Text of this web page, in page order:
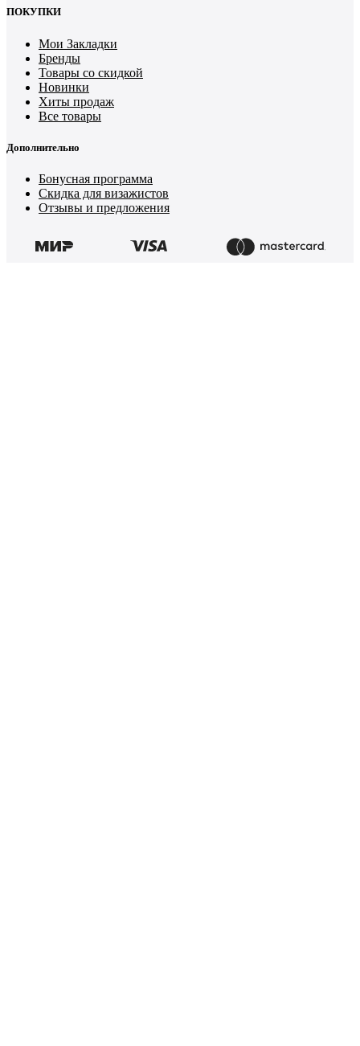
ПОКУПКИ
Мои Закладки
Бренды
Товары со скидкой
Новинки
Хиты продаж
Все товары
Дополнительно
Бонусная программа
Скидка для визажистов
Отзывы и предложения